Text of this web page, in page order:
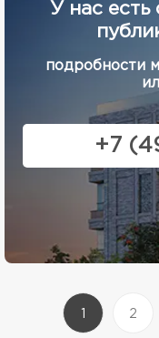
У нас есть
подробности
+7
(current)
2